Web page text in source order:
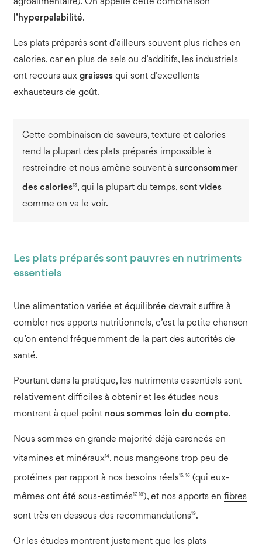
agroalimentaire). On appelle cette combinaison
l’hyperpalabilité.
Les plats préparés sont d’ailleurs souvent plus riches en
calories, car en plus de sels ou d’additifs, les industriels
ont recours aux graissesqui sont d’excellents
exhausteurs de goût.
Cette combinaison de saveurs, texture et calories
rend la plupart des plats préparés impossible à
restreindre et nous amène souvent à surconsommer
des calories13 , qui la plupart du temps, sont vides
comme on va le voir.
Les plats préparés sont pauvres en nutriments
essentiels
Une alimentation variée et équilibrée devrait suffire à
combler nos apports nutritionnels, c’est la petite chanson
qu’on entend fréquemment de la part des autorités de
santé.
Pourtant dans la pratique, les nutriments essentiels sont
relativement difficiles à obtenir et les études nous
montrent à quel point nous sommes loin du compte.
Nous sommes en grande majorité déjà carencés en
vitamines et minéraux14, nous mangeons trop peu de
protéines par rapport à nos besoins réels15, 16(qui eux-
mêmes ont été sous-estimés17, 18), et nos apports en fibres
sont très en dessous des recommandations19.
Or les études montrent justement que les plats